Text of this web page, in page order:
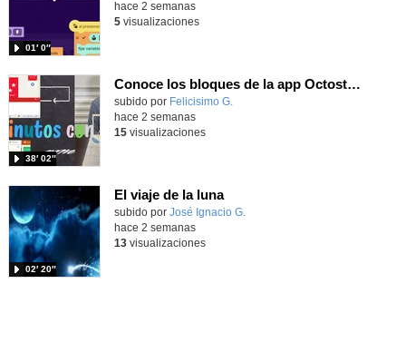
01′ 0″
hace 2 semanas
5visualizaciones
Conoce los bloques de la app Octostudio, gratuito, offline y para tu tablet y móvil - Contenido educativo
Contenido educativo.
subido por Felicisimo G.
38′ 02″
hace 2 semanas
15visualizaciones
El viaje de la luna
Contenido educativo.
subido por José Ignacio G.
02′ 20″
hace 2 semanas
13visualizaciones